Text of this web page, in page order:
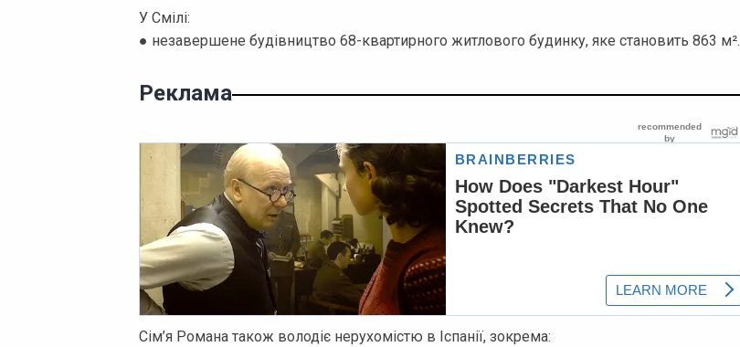
У Смілі:
● незавершене будівництво 68-квартирного житлового будинку, яке становить 863 м².
Реклама
Сім’я Романа також володіє нерухомістю в Іспанії, зокрема: